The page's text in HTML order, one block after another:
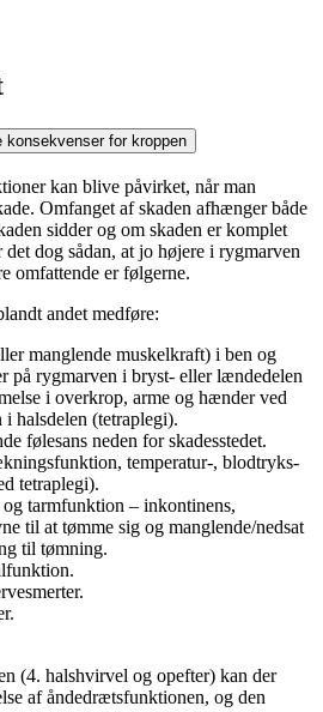
konsekvenser for kroppen
kan blive påvirket, når man
Omfanget af skaden afhænger både
sidder og om skaden er komplet
dog sådan, at jo højere i rygmarven
omfattende er følgerne.
andet medføre:​
manglende muskelkraft) i ben og
på rygmarven i bryst- eller lændedelen
i overkrop, arme og hænder ved
i halsdelen (tetraplegi).
følesans neden for skadesstedet.
temperatur-, blodtryks-
tetraplegi).
tarmfunktion – inkontinens,
til at tømme sig og manglende/nedsat
til tømning.
(4. halshvirvel og opefter) kan der
af åndedrætsfunktionen, og den